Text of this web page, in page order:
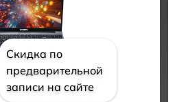
Скидка по
предварительной
записи на сайте